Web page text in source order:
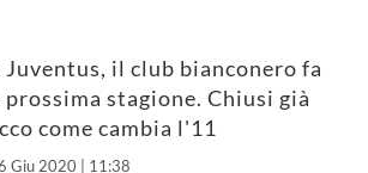
il club bianconero fa
stagione. Chiusi già
come cambia l'11
Giu 2020 | 11:38